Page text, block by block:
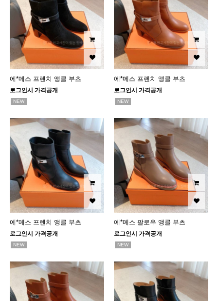
에*메스 프렌치 앵클 부츠
로그인시 가격공개
NEW
에*메스 프렌치 앵클 부츠
로그인시 가격공개
NEW
에*메스 프렌치 앵클 부츠
로그인시 가격공개
NEW
에*메스 팔로우 앵클 부츠
로그인시 가격공개
NEW